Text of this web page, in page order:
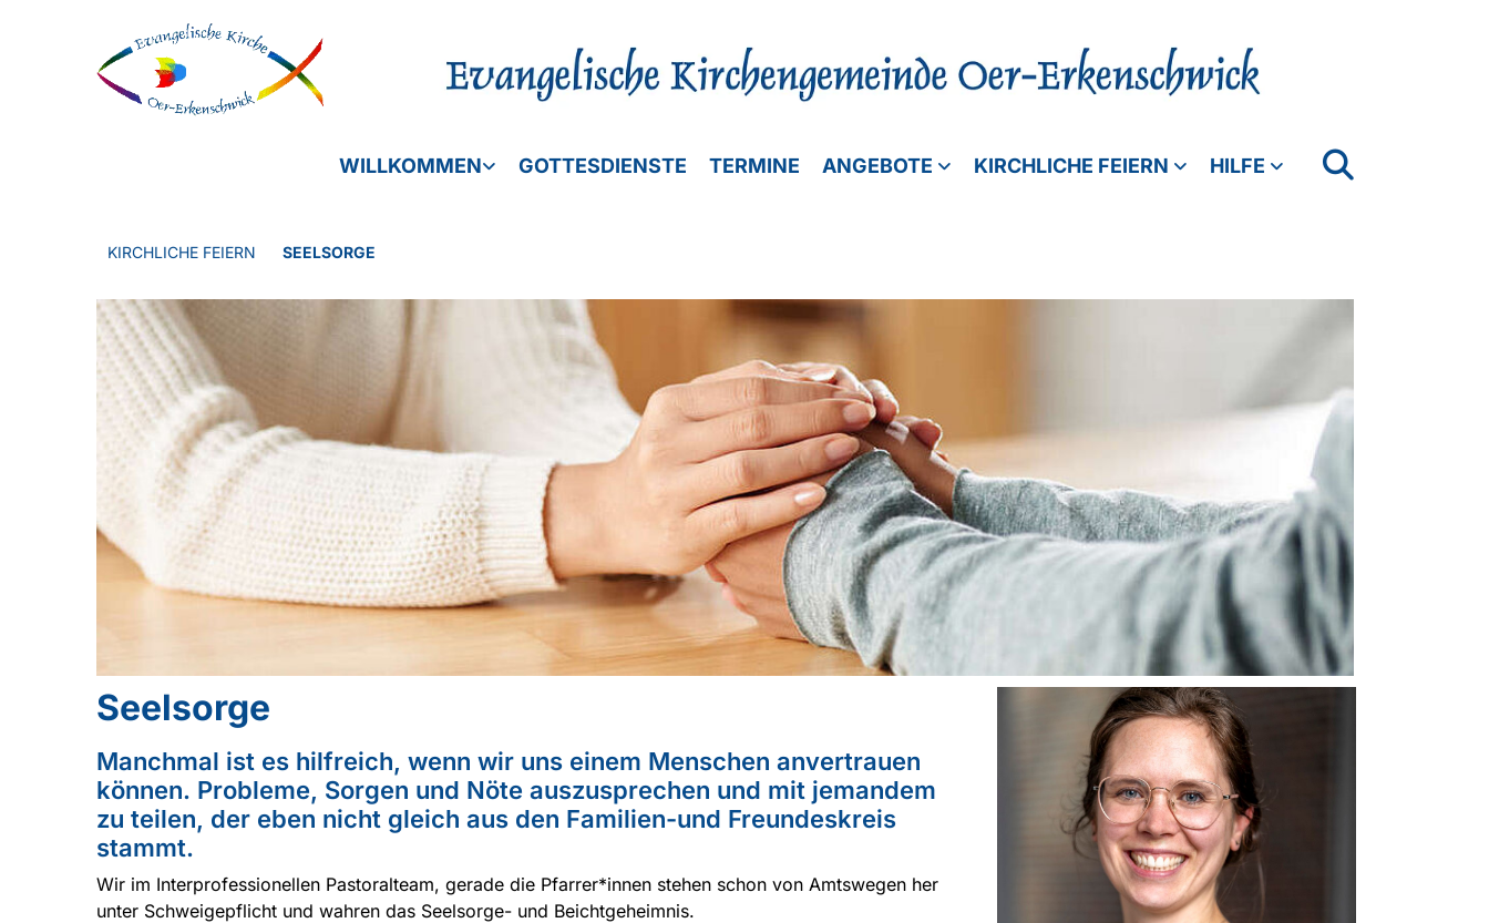
WILLKOMMEN GOTTESDIENSTE TERMINE ANGEBOTE KIRCHLICHE FEIERN HILFE
KIRCHLICHE FEIERN SEELSORGE
Seelsorge
Manchmal ist es hilfreich, wenn wir uns einem Menschen anvertrauen
können. Probleme, Sorgen und Nöte auszusprechen und mit jemandem
zu teilen, der eben nicht gleich aus den Familien-und Freundeskreis
stammt.
Wir im Interprofessionellen Pastoralteam, gerade die Pfarrer*innen stehen schon von Amtswegen her
unter Schweigepflicht und wahren das Seelsorge- und Beichtgeheimnis.